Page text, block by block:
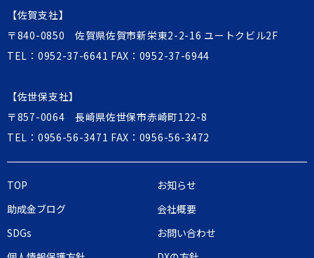
【佐賀支社】
〒840-0850 佐賀県佐賀市新栄東2-2-16 ユートクビル2F
TEL： 0952-37-6641 FAX：0952-37-6944
【佐世保支社】
〒857-0064 長崎県佐世保市赤崎町122-8
TEL： 0956-56-3471 FAX：0956-56-3472
TOP
お知らせ
助成金ブログ
会社概要
SDGs
お問い合わせ